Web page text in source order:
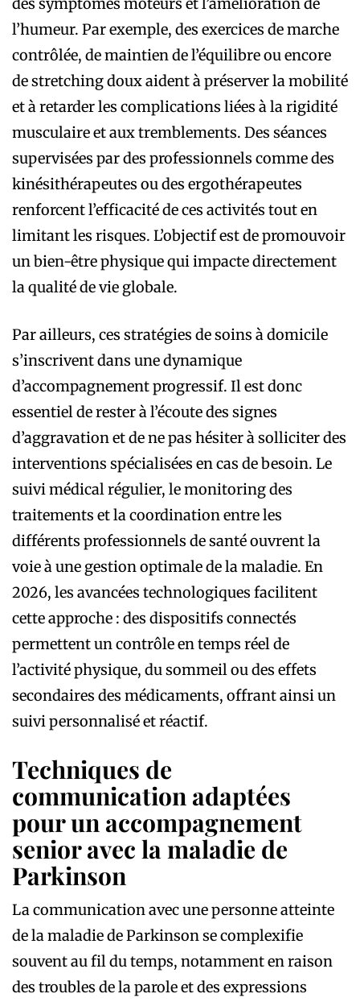
l’humeur. Par exemple, des exercices de marche
contrôlée, de maintien de l’équilibre ou encore
de stretching doux aident à préserver la mobilité
et à retarder les complications liées à la rigidité
musculaire et aux tremblements. Des séances
supervisées par des professionnels comme des
kinésithérapeutes ou des ergothérapeutes
renforcent l’efficacité de ces activités tout en
limitant les risques. L’objectif est de promouvoir
un bien-être physique qui impacte directement
la qualité de vie globale.
Par ailleurs, ces stratégies de soins à domicile
s’inscrivent dans une dynamique
d’accompagnement progressif. Il est donc
essentiel de rester à l’écoute des signes
d’aggravation et de ne pas hésiter à solliciter des
interventions spécialisées en cas de besoin. Le
suivi médical régulier, le monitoring des
traitements et la coordination entre les
différents professionnels de santé ouvrent la
voie à une gestion optimale de la maladie. En
2026, les avancées technologiques facilitent
cette approche : des dispositifs connectés
permettent un contrôle en temps réel de
l’activité physique, du sommeil ou des effets
secondaires des médicaments, offrant ainsi un
suivi personnalisé et réactif.
Techniques de
communication adaptées
pour un accompagnement
senior avec la maladie de
Parkinson
La communication avec une personne atteinte
de la maladie de Parkinson se complexifie
souvent au fil du temps, notamment en raison
des troubles de la parole et des expressions